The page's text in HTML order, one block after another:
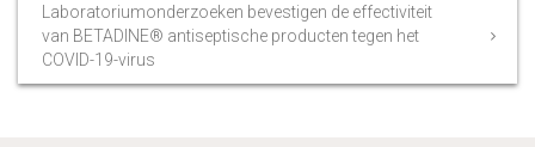
Laboratoriumonderzoeken bevestigen de effectiviteit
van BETADINE® antiseptische producten tegen het
COVID-19-virus